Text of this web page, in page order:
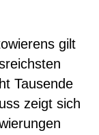
gilt
Tausende
zeigt sich